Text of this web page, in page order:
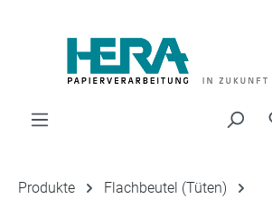
Produkte
Flachbeutel (Tüten)